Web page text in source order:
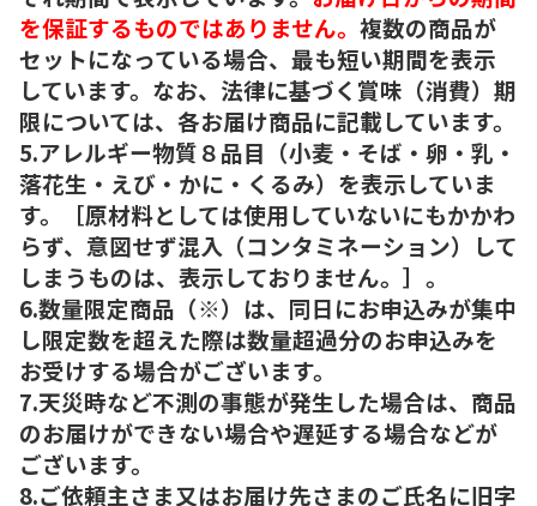
を保証するものではありません。 複数の商品が
セットになっている場合、最も短い期間を表示
しています。なお、法律に基づく賞味（消費）期
限については、各お届け商品に記載しています。
5.アレルギー物質８品目（小麦・そば・卵・乳・
落花生・えび・かに・くるみ）を表示していま
す。［原材料としては使用していないにもかかわ
らず、意図せず混入（コンタミネーション）して
しまうものは、表示しておりません。］。
6.数量限定商品（※）は、同日にお申込みが集中
し限定数を超えた際は数量超過分のお申込みを
お受けする場合がございます。
7.天災時など不測の事態が発生した場合は、商品
のお届けができない場合や遅延する場合などが
ございます。
8.ご依頼主さま又はお届け先さまのご氏名に旧字